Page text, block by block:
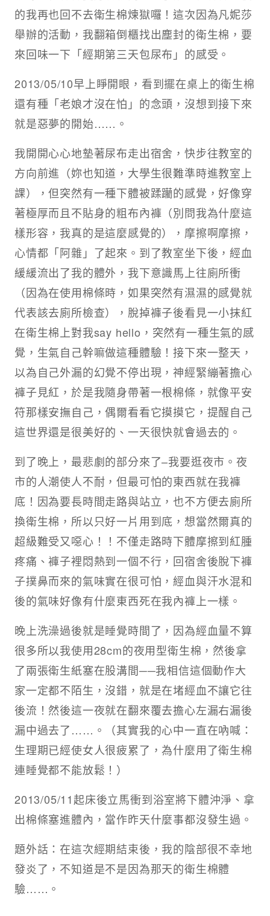
的我再也回不去衛生棉煉獄囉！這次因為凡妮莎
舉辦的活動，我翻箱倒櫃找出塵封的衛生棉，要
來回味一下「經期第三天包尿布」的感受。
2013/05/10早上睜開眼，看到擺在桌上的衛生棉
還有種「老娘才沒在怕」的念頭，沒想到接下來
就是惡夢的開始……。
我開開心心地墊著尿布走出宿舍，快步往教室的
方向前進（妳也知道，大學生很難準時進教室上
課），但突然有一種下體被蹂躪的感覺，好像穿
著極厚而且不貼身的粗布內褲（別問我為什麼這
樣形容，我真的是這麼感覺的），摩擦啊摩擦，
心情都「阿雜」了起來。到了教室坐下後，經血
緩緩流出了我的體外，我下意識馬上往廁所衝
（因為在使用棉條時，如果突然有濕濕的感覺就
代表該去廁所檢查），脫掉褲子後看見一小抹紅
在衛生棉上對我say hello，突然有一種生氣的感
覺，生氣自己幹嘛做這種體驗！接下來一整天，
以為自己外漏的幻覺不停出現，神經緊繃著擔心
褲子見紅，於是我隨身帶著一根棉條，就像平安
符那樣安撫自己，偶爾看看它摸摸它，提醒自己
這世界還是很美好的、一天很快就會過去的。
到了晚上，最悲劇的部分來了–我要逛夜市。夜
市的人潮使人不耐，但最可怕的東西就在我褲
底！因為要長時間走路與站立，也不方便去廁所
換衛生棉，所以只好一片用到底，想當然爾真的
超級難受又噁心！！不僅走路時下體摩擦到紅腫
疼痛、褲子裡悶熱到一個不行，回宿舍後脫下褲
子撲鼻而來的氣味實在很可怕，經血與汗水混和
後的氣味好像有什麼東西死在我內褲上一樣。
晚上洗澡過後就是睡覺時間了，因為經血量不算
很多所以我使用28cm的夜用型衛生棉，然後拿
了兩張衛生紙塞在股溝間──我相信這個動作大
家一定都不陌生，沒錯，就是在堵經血不讓它往
後流！然後這一夜就在翻來覆去擔心左漏右漏後
漏中過去了……。（其實我的心中一直在吶喊：
生理期已經使女人很疲累了，為什麼用了衛生棉
連睡覺都不能放鬆！）
2013/05/11起床後立馬衝到浴室將下體沖淨、拿
出棉條塞進體內，當作昨天什麼事都沒發生過。
題外話：在這次經期結束後，我的陰部很不幸地
發炎了，不知道是不是因為那天的衛生棉體
驗……。